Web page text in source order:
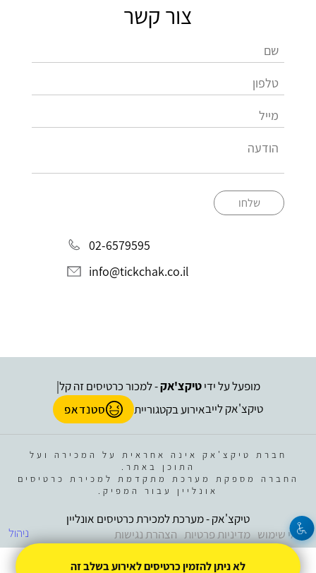
צור קשר
שלחו
02-6579595
info@tickchak.co.il
מופעל על ידיטיקצ'אק- למכור כרטיסים זה קל|
טיקצ'אק לייבאירוע בקטגוריית סטנדאפ
חברת טיקצ'אק אינה אחראית על המכירה ועל
התוכן באתר.
החברה מספקת מערכת מתקדמת למכירת כרטיסים
אונליין עבור המפיק.
ניהול
טיקצ'אק - מערכת למכירת כרטיסים אונליין
תנאי שימוש מדיניות פרטיות הצהרת נגישות
לא ניתן להזמין כרטיסים לאירוע בשלב זה